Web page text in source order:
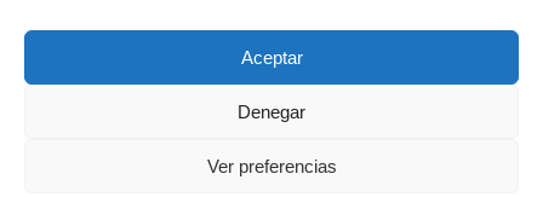
Aceptar
Denegar
Ver preferencias